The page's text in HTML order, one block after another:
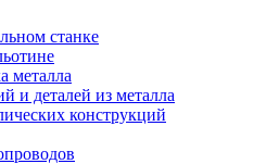
станке
металла
и деталей из металла
конструкций